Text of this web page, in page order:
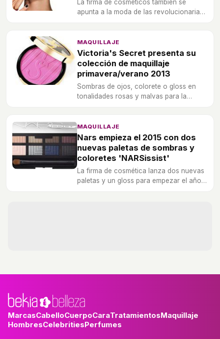
La firma de cosméticos también se
apunta a la moda de las revolucionarias
MAQUILLAJE
Victoria's Secret presenta su
colección de maquillaje
primavera/verano 2013
Sombras de ojos, colorete o gloss en
tonalidades rosas y malvas para la
MAQUILLAJE
Nars empieza el 2015 con dos
nuevas paletas de sombras y
coloretes 'NARSissist'
La firma de cosmética lanza dos nuevas
paletas y un gloss para empezar el año
MarcasCabelloCuerpoCaraTratamientosMaquillaje
HombresCelebritiesPerfumes